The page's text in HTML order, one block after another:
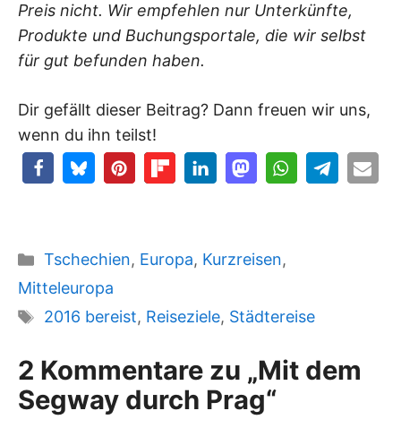
Preis nicht. Wir empfehlen nur Unterkünfte,
Produkte und Buchungsportale, die wir selbst
für gut befunden haben.
Dir gefällt dieser Beitrag? Dann freuen wir uns,
wenn du ihn teilst!
Kategorien
Tschechien, Europa, Kurzreisen,
Mitteleuropa
Schlagwörter
2016 bereist, Reiseziele, Städtereise
2 Kommentare zu „Mit dem
Segway durch Prag“